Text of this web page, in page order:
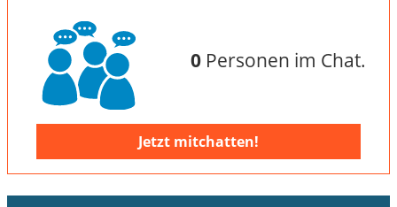
0Personen im Chat.
Jetzt mitchatten!